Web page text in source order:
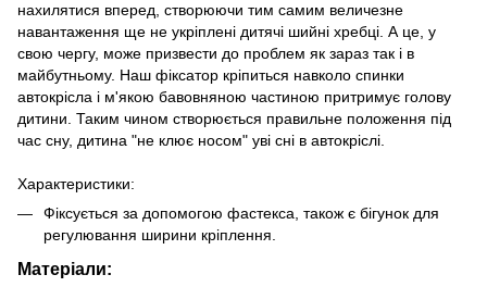
нахилятися вперед, створюючи тим самим величезне
навантаження ще не укріплені дитячі шийні хребці. А це, у
свою чергу, може призвести до проблем як зараз так і в
майбутньому. Наш фіксатор кріпиться навколо спинки
автокрісла і м'якою бавовняною частиною притримує голову
дитини. Таким чином створюється правильне положення під
час сну, дитина "не клює носом" уві сні в автокріслі.
Характеристики:
Фіксується за допомогою фастекса, також є бігунок для
регулювання ширини кріплення.
Матеріали: